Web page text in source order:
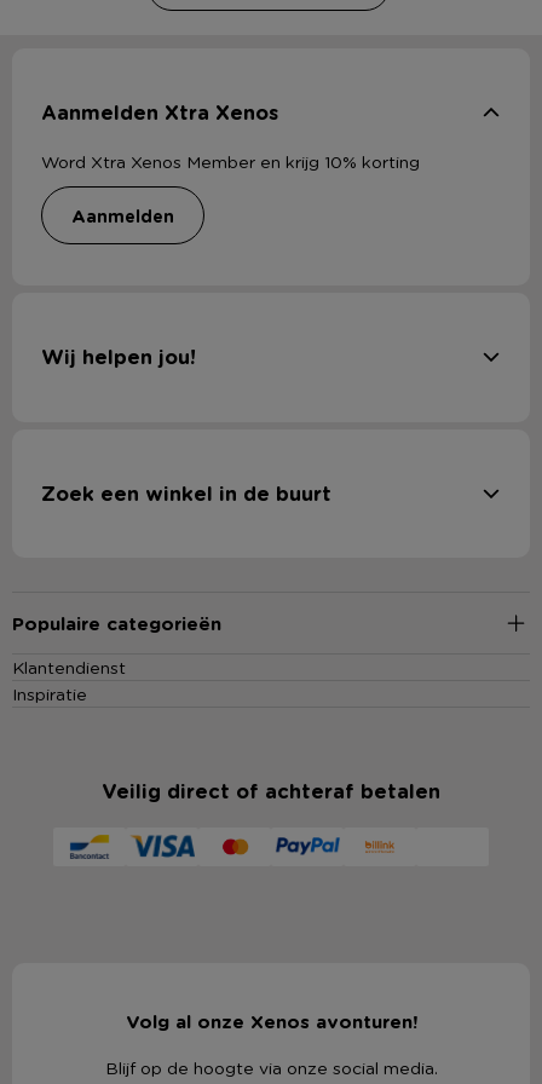
Aanmelden Xtra Xenos
Word Xtra Xenos Member en krijg 10% korting
aanmelden
Wij helpen jou!
Zoek een winkel in de buurt
Populaire categorieën
Klantendienst
Inspiratie
Veilig direct of achteraf betalen
Volg al onze Xenos avonturen!
Blijf op de hoogte via onze social media.